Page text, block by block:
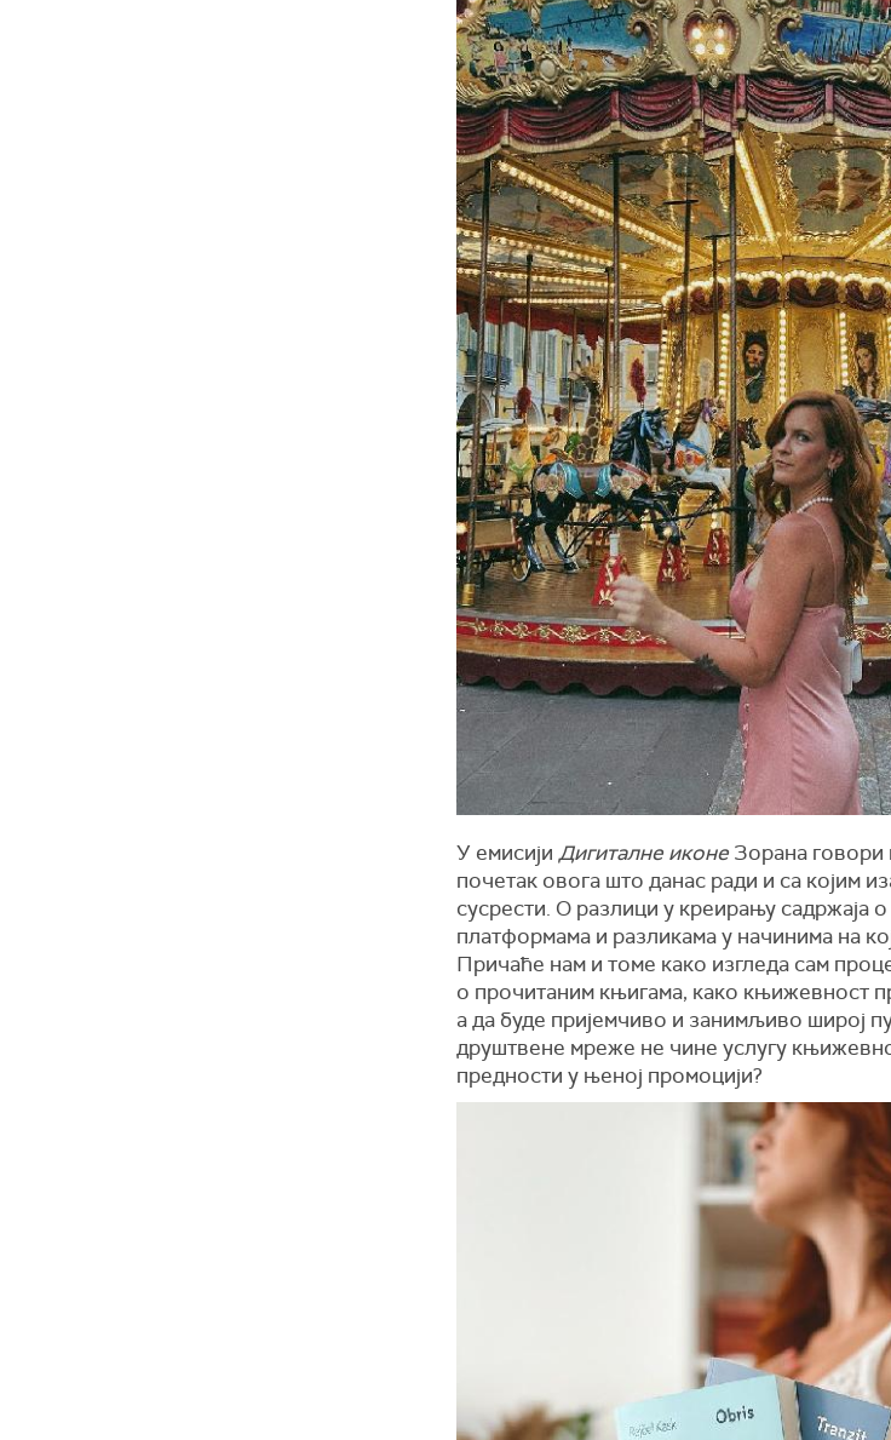
У емисији Дигиталне иконеЗорана говори
почетак овога што данас ради и са којим
сусрести. О разлици у креирању садржаја
платформама и разликама у начинима на
Причаће нам и томе како изгледа сам
о прочитаним књигама, како књижевност
а да буде пријемчиво и занимљиво широј
друштвене мреже не чине услугу
предности у њеној промоцији?